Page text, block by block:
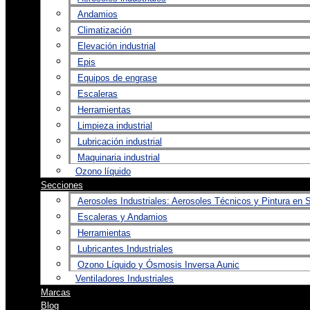
Andamios
Climatización
Elevación industrial
Epis
Equipos de engrase
Escaleras
Herramientas
Limpieza industrial
Lubricación industrial
Maquinaria industrial
Ozono líquido
Secciones
Aerosoles Industriales: Aerosoles Técnicos y Pintura en
Escaleras y Andamios
Herramientas
Lubricantes Industriales
Ozono Líquido y Ósmosis Inversa Aunic
Ventiladores Industriales
Marcas
Blog